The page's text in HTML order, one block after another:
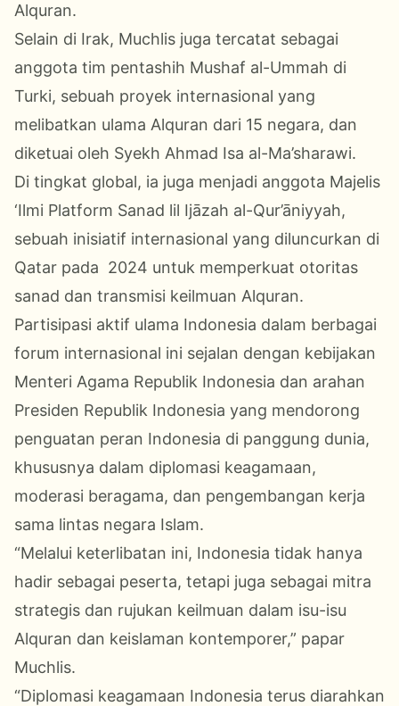
Alquran.
Selain di Irak, Muchlis juga tercatat sebagai
anggota tim pentashih Mushaf al-Ummah di
Turki, sebuah proyek internasional yang
melibatkan ulama Alquran dari 15 negara, dan
diketuai oleh Syekh Ahmad Isa al-Ma’sharawi.
Di tingkat global, ia juga menjadi anggota Majelis
‘Ilmi Platform Sanad lil Ijāzah al-Qur’āniyyah,
sebuah inisiatif internasional yang diluncurkan di
Qatar pada 2024 untuk memperkuat otoritas
sanad dan transmisi keilmuan Alquran.
Partisipasi aktif ulama Indonesia dalam berbagai
forum internasional ini sejalan dengan kebijakan
Menteri Agama Republik Indonesia dan arahan
Presiden Republik Indonesia yang mendorong
penguatan peran Indonesia di panggung dunia,
khususnya dalam diplomasi keagamaan,
moderasi beragama, dan pengembangan kerja
sama lintas negara Islam.
“Melalui keterlibatan ini, Indonesia tidak hanya
hadir sebagai peserta, tetapi juga sebagai mitra
strategis dan rujukan keilmuan dalam isu-isu
Alquran dan keislaman kontemporer,” papar
Muchlis.
“Diplomasi keagamaan Indonesia terus diarahkan